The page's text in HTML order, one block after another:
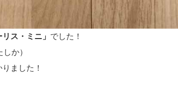
リス・ミニ」 でした！
か）
ました！